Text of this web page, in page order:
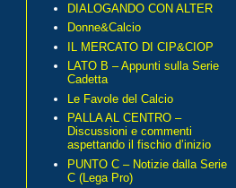
DIALOGANDO CON ALTER
Donne&Calcio
IL MERCATO DI CIP&CIOP
LATO B – Appunti sulla Serie
Cadetta
Le Favole del Calcio
PALLA AL CENTRO –
Discussioni e commenti
aspettando il fischio d’inizio
PUNTO C – Notizie dalla Serie
C (Lega Pro)